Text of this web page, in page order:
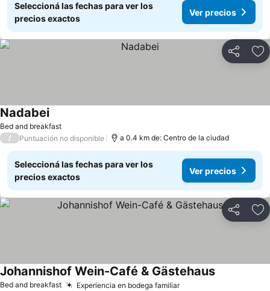
Seleccioná las fechas para ver los
precios exactos
Ver precios
Compartir
Bed and breakfast
Nadabei
/ Puntuación no disponible a 0.4 km de: Centro de la ciudad
Seleccioná las fechas para ver los
precios exactos
Ver precios
Compartir
Bed and breakfast Experiencia en bodega familiar
Johannishof Wein-Café & Gästehaus